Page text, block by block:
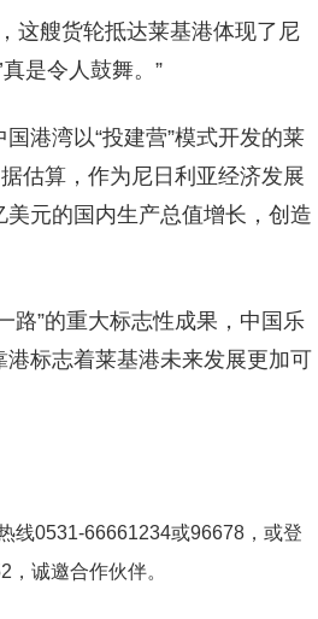
这艘货轮抵达莱基港体现了尼
是令人鼓舞。”
港湾以“投建营”模式开发的莱
估算，作为尼日利亚经济发展
元的国内生产总值增长，创造
路”的重大标志性成果，中国乐
标志着莱基港未来发展更加可
线0531-66661234或96678，或登
，诚邀合作伙伴。